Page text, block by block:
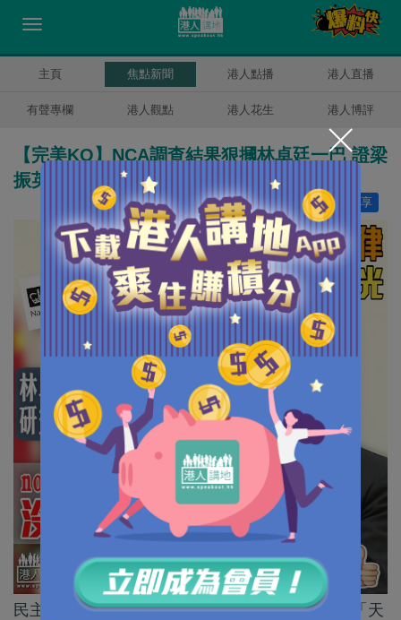
主頁 焦點新聞 港人點播 港人直播
有聲專欄 港人觀點 港人花生 港人博評
【完美KO】NCA調查結果狠摑林卓廷一巴 證梁
振英沒違英國法律 將研究在英起訴林卓廷
分享
讚好 8
民主黨立法會議員林卓廷等人，月前舉行所謂的「天